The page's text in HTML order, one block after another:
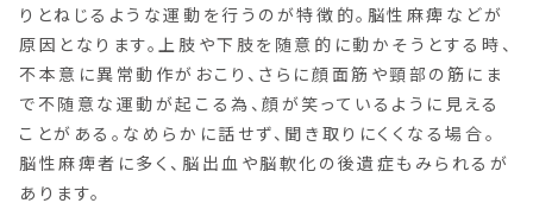
りとねじるような運動を行うのが特徴的。脳性麻痺などが
原因となります。上肢や下肢を随意的に動かそうとする時、
不本意に異常動作がおこり、さらに顔面筋や頸部の筋にま
で不随意な運動が起こる為、顔が笑っているように見える
ことがある。なめらかに話せず、聞き取りにくくなる場合。
脳性麻痺者に多く、脳出血や脳軟化の後遺症もみられるが
あります。